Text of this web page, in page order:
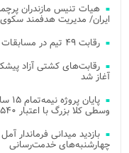
هیات تنیس مازندران
ایران/ مدیریت هدفمند
رقابت ۴۹ تیم در مسابقات ۲۰۰ امتیازی تنیس ساحلی کشور در مازندران
آغاز شد
وسطی کلا بزرگ با اعتبار ۵۴۰ میلیاردی
چهارشنبه‌های خدمت‌رسانی